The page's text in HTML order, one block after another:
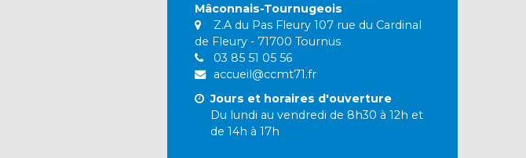
Mâconnais-Tournugeois
Z.A du Pas Fleury 107 rue du Cardinal
de Fleury - 71700 Tournus
03 85 51 05 56
accueil@ccmt71.fr
Jours et horaires d'ouverture
Du lundi au vendredi de 8h30 à 12h et
de 14h à 17h